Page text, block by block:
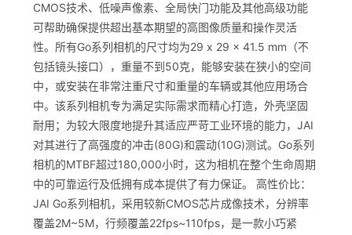
CMOS技术、低噪声像素、全局快门功能及其他高级功能
可帮助确保提供超出基本期望的高图像质量和操作灵活
性。所有Go系列相机的尺寸均为29 x 29 x 41.5 mm（不
包括镜头接口），重量不到50克，能够安装在狭小的空间
中，或安装在非常注重尺寸和重量的车辆或其他应用场合
中。该系列相机专为满足实际需求而精心打造，外壳坚固
耐用；为较大限度地提升其适应严苛工业环境的能力，JAI
对其进行了高强度的冲击(80G)和震动(10G)测试。Go系列
相机的MTBF超过180,000小时，这为相机在整个生命周期
中的可靠运行及低拥有成本提供了有力保证。 高性价比：
JAI Go系列相机，采用较新CMOS芯片成像技术，分辨率
覆盖2M~5M，行频覆盖22fps~110fps，是一款小巧紧